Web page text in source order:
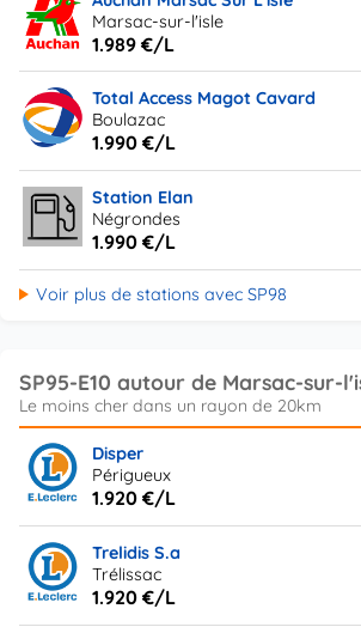
Marsac-sur-l'isle
1.989 €/L
Total Access Magot Cavard
Boulazac
1.990 €/L
Station Elan
Négrondes
1.990 €/L
Voir plus de stations avec SP98
SP95-E10 autour de Marsac-sur-
Disper
Périgueux
1.920 €/L
Trelidis S.a
Trélissac
1.920 €/L